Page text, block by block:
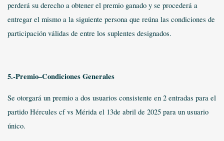
perderá su derecho a obtener el premio ganado y se procederá a
entregar el mismo a la siguiente persona que reúna las condiciones de
participación válidas de entre los suplentes designados.
5.-Premio–Condiciones Generales
Se otorgará un premio a dos usuarios consistente en 2 entradas para el
partido Hércules cf vs Mérida el 13de abril de 2025 para un usuario
único.